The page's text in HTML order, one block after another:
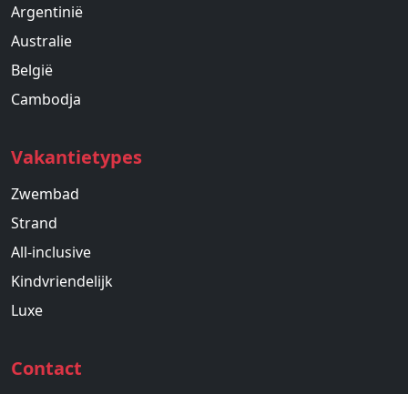
Argentinië
Australie
België
Cambodja
Vakantietypes
Zwembad
Strand
All-inclusive
Kindvriendelijk
Luxe
Contact